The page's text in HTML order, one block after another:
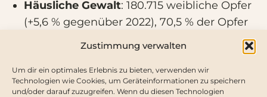
Zustimmung verwalten
Um dir ein optimales Erlebnis zu bieten, verwenden wir
Technologien wie Cookies, um Geräteinformationen zu speichern
und/oder darauf zuzugreifen. Wenn du diesen Technologien
Häusliche Gewalt: 180.715 weibliche Opfer
(+5,6 % gegenüber 2022), 70,5 % der Opfer
waren Frauen.
: 52.330 weibliche Opfer
(+6,2 %), über die Hälfte unter 18 Jahre.
Digitale Gewalt: 17.193 weibliche Opfer (+25